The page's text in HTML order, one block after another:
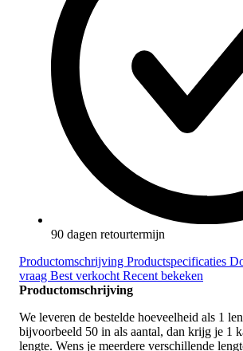
90 dagen retourtermijn
Productomschrijving Productspecificaties
vraag Best verkocht Recent bekeken
Productomschrijving
We leveren de bestelde hoeveelheid als 1
bijvoorbeeld 50 in als aantal, dan krijg je 1
lengte. Wens je meerdere verschillende